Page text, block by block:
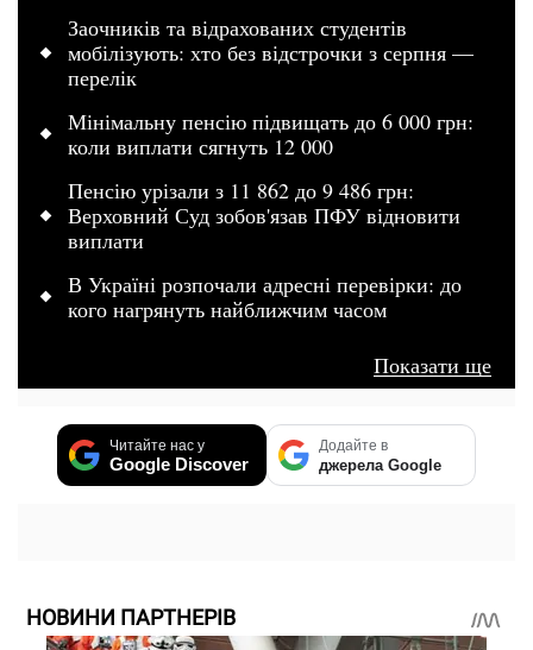
Заочників та відрахованих студентів
мобілізують: хто без відстрочки з серпня —
перелік
Мінімальну пенсію підвищать до 6 000 грн:
коли виплати сягнуть 12 000
Пенсію урізали з 11 862 до 9 486 грн:
Верховний Суд зобов'язав ПФУ відновити
виплати
В Україні розпочали адресні перевірки: до
кого нагрянуть найближчим часом
Показати ще
Читайте нас у
Google Discover
Додайте в
джерела Google
НОВИНИ ПАРТНЕРІВ